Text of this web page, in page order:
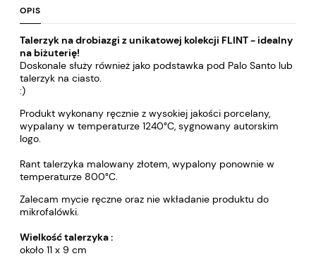
OPIS
Talerzyk na drobiazgi z unikatowej kolekcji FLINT - idealny
na biżuterię!
Doskonale służy również jako podstawka pod Palo Santo lub
talerzyk na ciasto.
:)
Produkt wykonany ręcznie z wysokiej jakości porcelany,
wypalany w temperaturze 1240°C, sygnowany autorskim
logo.
Rant talerzyka malowany złotem, wypalony ponownie w
temperaturze 800°C.
Zalecam mycie ręczne oraz nie wkładanie produktu do
mikrofalówki.
Wielkość talerzyka :
około 11 x 9 cm